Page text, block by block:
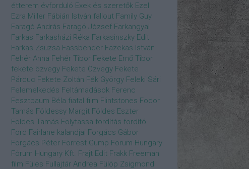
étterem évforduló Exek és szeretők Ezel
Ezra Miller Fábián István fallout Family Guy
Faragó András Faragó József Farkangyal
Farkas Farkasházi Réka Farkasinszky Edit
Farkas Zsuzsa Fassbender Fazekas István
Fehér Anna Fehér Tibor Fekete Ernő Tibor
fekete özvegy Fekete Özvegy Fekete
Párduc Fekete Zoltán Fék György Feleki Sári
Felemelkedés Feltámadások Ferenc
Fesztbaum Béla fiatal film Flintstones Fodor
Tamás Földessy Margit Földes Eszter
Földes Tamás Folytassa fordítás fordító
Ford Fairlane kalandjai Forgács Gábor
Forgács Péter Forrest Gump Forum Hungary
Fórum Hungary Kft. Frajt Edit Frakk Freeman
film Füles Fullajtár Andrea Fülöp Zsigmond